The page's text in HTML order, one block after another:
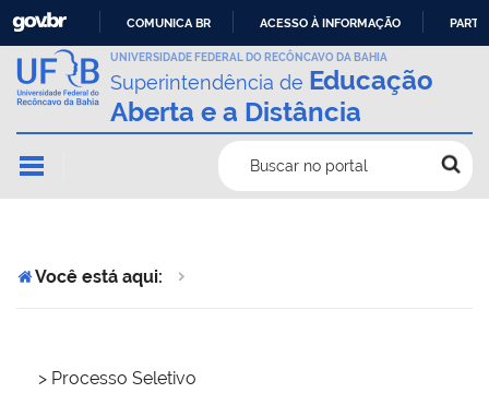
IR
PARA
O
CONTEÚDO
COMUNICA BR ACESSO À INFORMAÇÃO
UNIVERSIDADE FEDERAL DO RECÔNCAVO DA BAHIA
Superintendência de Educação
Aberta e a Distância
Buscar no portal
Você está aqui:
> Processo Seletivo